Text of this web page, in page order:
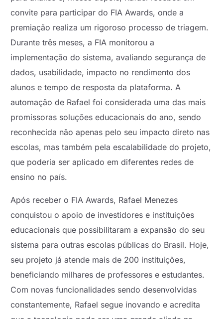
convite para participar do FIA Awards, onde a
premiação realiza um rigoroso processo de triagem.
Durante três meses, a FIA monitorou a
implementação do sistema, avaliando segurança de
dados, usabilidade, impacto no rendimento dos
alunos e tempo de resposta da plataforma. A
automação de Rafael foi considerada uma das mais
promissoras soluções educacionais do ano, sendo
reconhecida não apenas pelo seu impacto direto nas
escolas, mas também pela escalabilidade do projeto,
que poderia ser aplicado em diferentes redes de
ensino no país.
Após receber o FIA Awards, Rafael Menezes
conquistou o apoio de investidores e instituições
educacionais que possibilitaram a expansão do seu
sistema para outras escolas públicas do Brasil. Hoje,
seu projeto já atende mais de 200 instituições,
beneficiando milhares de professores e estudantes.
Com novas funcionalidades sendo desenvolvidas
constantemente, Rafael segue inovando e acredita